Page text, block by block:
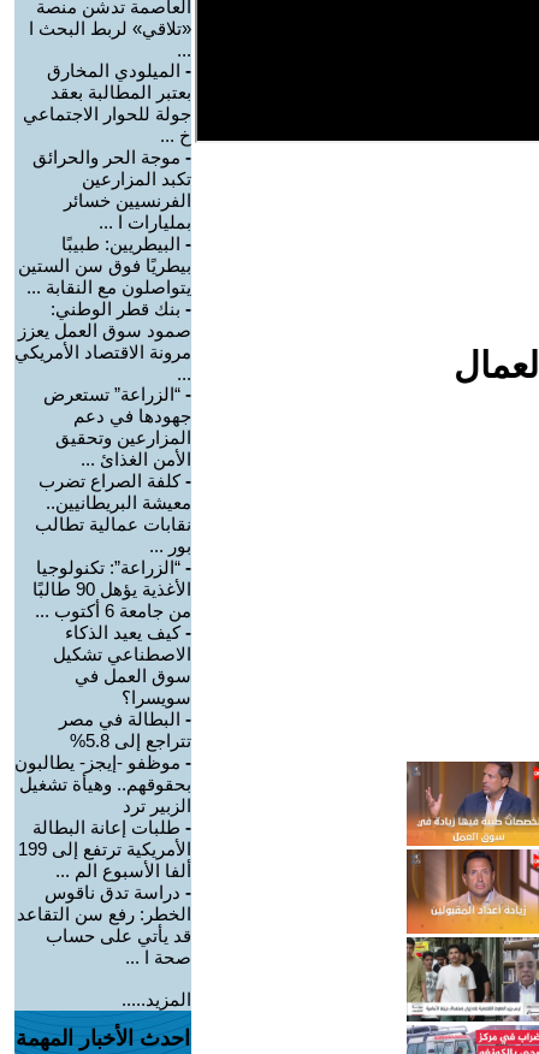
العاصمة تدشن منصة
«تلاقي» لربط البحث ا
...
- الميلودي المخارق
بعتبر المطالبة بعقد
جولة للحوار الاجتماعي
خ ...
- موجة الحر والحرائق
تكبد المزارعين
الفرنسيين خسائر
بمليارات ا ...
- البيطريين: طبيبًا
بيطريًا فوق سن الستين
يتواصلون مع النقابة ...
- بنك قطر الوطني:
صمود سوق العمل يعزز
مرونة الاقتصاد الأمريكي
...
- “الزراعة” تستعرض
جهودها في دعم
المزارعين وتحقيق
الأمن الغذائ ...
-كلفة الصراع تضرب
معيشة البريطانيين..
نقابات عمالية تطالب
بور ...
- “الزراعة”: تكنولوجيا
الأغذية يؤهل 90 طالبًا
من جامعة 6 أكتوب ...
-كيف يعيد الذكاء
الاصطناعي تشكيل
سوق العمل في
سويسرا؟
- البطالة في مصر
تتراجع إلى 5.8%
- موظفو -إيجز- يطالبون
بحقوقهم.. وهيأة تشغيل
الزبير ترد
- طلبات إعانة البطالة
الأمريكية ترتفع إلى 199
ألفا الأسبوع الم ...
- دراسة تدق ناقوس
الخطر: رفع سن التقاعد
قد يأتي على حساب
صحة ا ...
المزيد.....
احدث الأخبار المهمة